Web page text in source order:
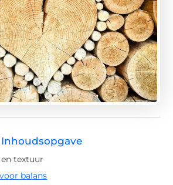
Inhoudsopgave
textuur
balans